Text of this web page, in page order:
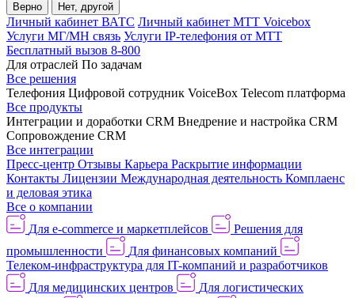
Верно Нет, другой
Личный кабинет ВАТС Личный кабинет МТТ Voicebox
Услуги МГ/МН связь Услуги IP-телефония от МТТ
Бесплатный вызов 8-800
Для отраслей По задачам
Все решения
Телефония Цифровой сотрудник VoiceBox Telecom платформа
Все продукты
Интеграции и доработки CRM Внедрение и настройка CRM
Сопровождение CRM
Все интеграции
Пресс-центр Отзывы Карьера Раскрытие информации
Контакты Лицензии Международная деятельность Комплаенс
и деловая этика
Все о компании
Для e-commerce и маркетплейсов
Решения для
промышленности
Для финансовых компаний
Телеком-инфраструктура для IT-компаний и разработчиков
Для медицинских центров
Для логистических